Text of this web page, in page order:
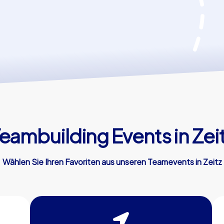
Events in
Wählen Sie Ihren Favoriten aus unseren Teamevents in Zeitz